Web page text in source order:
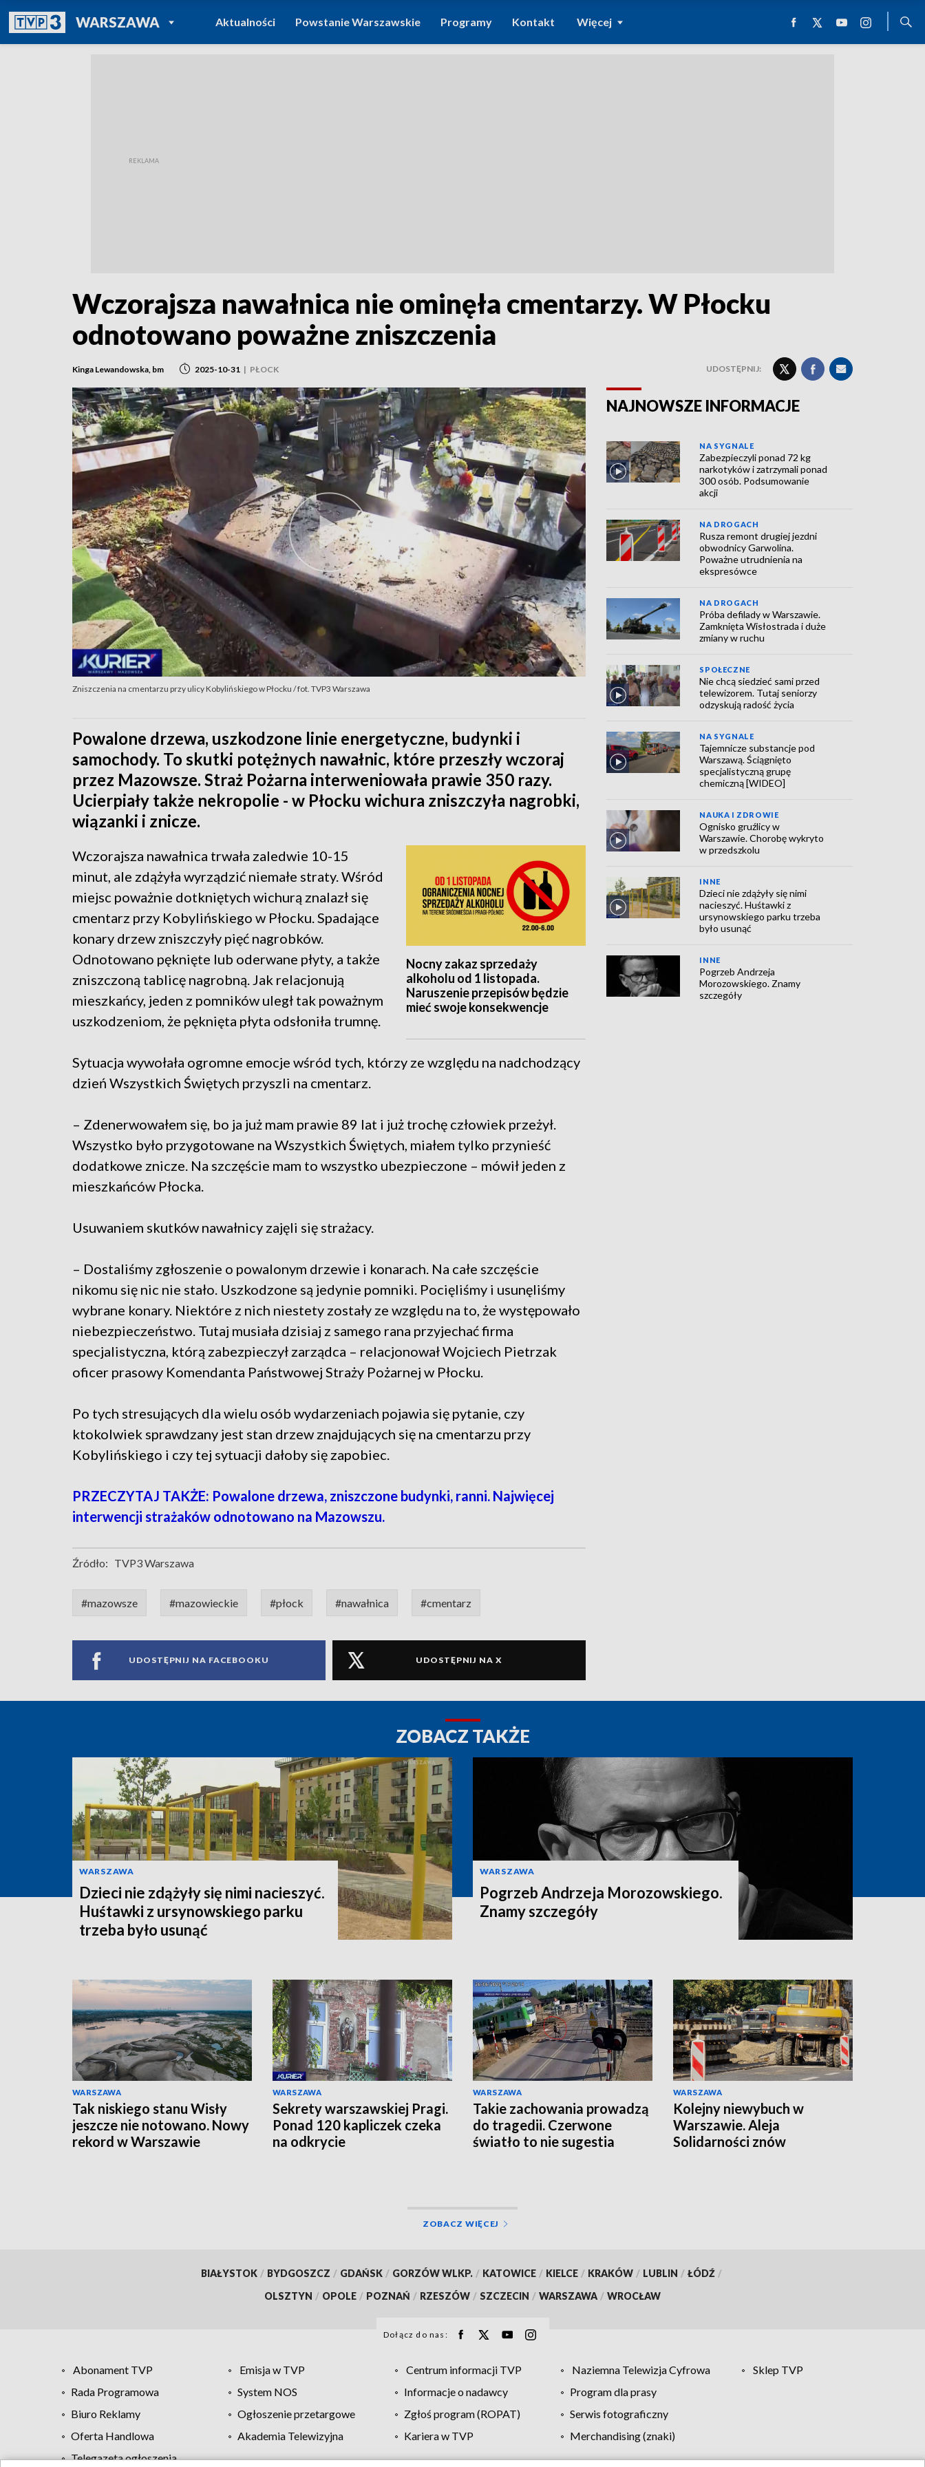
WARSZAWAPOWRÓT DO
TVP REGIONY
Aktualności Powstanie Warszawskie Programy Kontakt Więcej
Wczorajsza nawałnica nie ominęła cmentarzy. W Płocku
odnotowano poważne zniszczenia
Kinga Lewandowska, bm 2025-10-31 | PŁOCK UDOSTĘPNIJ:
Zniszczenia na cmentarzu przy ulicy Kobylińskiego w Płocku / fot. TVP3 Warszawa
Powalone drzewa, uszkodzone linie energetyczne, budynki i
samochody. To skutki potężnych nawałnic, które przeszły wczoraj
przez Mazowsze. Straż Pożarna interweniowała prawie 350 razy.
Ucierpiały także nekropolie - w Płocku wichura zniszczyła nagrobki,
wiązanki i znicze.
Nocny zakaz sprzedaży
alkoholu od 1 listopada.
Naruszenie przepisów będzie
mieć swoje konsekwencje
Wczorajsza nawałnica trwała zaledwie 10-15
minut, ale zdążyła wyrządzić niemałe straty. Wśród
miejsc poważnie dotkniętych wichurą znalazł się
cmentarz przy Kobylińskiego w Płocku. Spadające
konary drzew zniszczyły pięć nagrobków.
Odnotowano pęknięte lub oderwane płyty, a także
zniszczoną tablicę nagrobną. Jak relacjonują
mieszkańcy, jeden z pomników uległ tak poważnym
uszkodzeniom, że pęknięta płyta odsłoniła trumnę.
Sytuacja wywołała ogromne emocje wśród tych, którzy ze względu na nadchodzący
dzień Wszystkich Świętych przyszli na cmentarz.
– Zdenerwowałem się, bo ja już mam prawie 89 lat i już trochę człowiek przeżył.
Wszystko było przygotowane na Wszystkich Świętych, miałem tylko przynieść
dodatkowe znicze. Na szczęście mam to wszystko ubezpieczone – mówił jeden z
mieszkańców Płocka.
Usuwaniem skutków nawałnicy zajęli się strażacy.
– Dostaliśmy zgłoszenie o powalonym drzewie i konarach. Na całe szczęście
nikomu się nic nie stało. Uszkodzone są jedynie pomniki. Pocięliśmy i usunęliśmy
wybrane konary. Niektóre z nich niestety zostały ze względu na to, że występowało
niebezpieczeństwo. Tutaj musiała dzisiaj z samego rana przyjechać firma
specjalistyczna, którą zabezpieczył zarządca – relacjonował Wojciech Pietrzak
oficer prasowy Komendanta Państwowej Straży Pożarnej w Płocku.
Po tych stresujących dla wielu osób wydarzeniach pojawia się pytanie, czy
ktokolwiek sprawdzany jest stan drzew znajdujących się na cmentarzu przy
Kobylińskiego i czy tej sytuacji dałoby się zapobiec.
PRZECZYTAJ TAKŻE: Powalone drzewa, zniszczone budynki, ranni. Najwięcej
interwencji strażaków odnotowano na Mazowszu.
Źródło: TVP3 Warszawa
#mazowsze #mazowieckie #płock #nawałnica #cmentarz
UDOSTĘPNIJ NA FACEBOOKU UDOSTĘPNIJ NA X
NAJNOWSZE INFORMACJE
NA SYGNALE
Zabezpieczyli ponad 72 kg
narkotyków i zatrzymali ponad
300 osób. Podsumowanie
akcji
NA DROGACH
Rusza remont drugiej jezdni
obwodnicy Garwolina.
Poważne utrudnienia na
ekspresówce
NA DROGACH
Próba defilady w Warszawie.
Zamknięta Wisłostrada i duże
zmiany w ruchu
SPOŁECZNE
Nie chcą siedzieć sami przed
telewizorem. Tutaj seniorzy
odzyskują radość życia
NA SYGNALE
Tajemnicze substancje pod
Warszawą. Ściągnięto
specjalistyczną grupę
chemiczną [WIDEO]
NAUKA I ZDROWIE
Ognisko gruźlicy w
Warszawie. Chorobę wykryto
w przedszkolu
INNE
Dzieci nie zdążyły się nimi
nacieszyć. Huśtawki z
ursynowskiego parku trzeba
było usunąć
INNE
Pogrzeb Andrzeja
Morozowskiego. Znamy
szczegóły
ZOBACZ TAKŻE
WARSZAWA
Dzieci nie zdążyły się nimi nacieszyć.
Huśtawki z ursynowskiego parku
trzeba było usunąć
WARSZAWA
Pogrzeb Andrzeja Morozowskiego.
Znamy szczegóły
WARSZAWA
Tak niskiego stanu Wisły
jeszcze nie notowano. Nowy
rekord w Warszawie
WARSZAWA
Sekrety warszawskiej Pragi.
Ponad 120 kapliczek czeka
na odkrycie
WARSZAWA
Takie zachowania prowadzą
do tragedii. Czerwone
światło to nie sugestia
WARSZAWA
Kolejny niewybuch w
Warszawie. Aleja
Solidarności znów
ZOBACZ WIĘCEJ
BIAŁYSTOK / BYDGOSZCZ / GDAŃSK / GORZÓW WLKP. / KATOWICE / KIELCE / KRAKÓW / LUBLIN / ŁÓDŹ /
OLSZTYN / OPOLE / POZNAŃ / RZESZÓW / SZCZECIN / WARSZAWA / WROCŁAW
Dołącz do nas:
Abonament TVP Emisja w TVP Centrum informacji TVP Naziemna Telewizja Cyfrowa
Sklep TVP
Rada Programowa
System NOS Informacje o nadawcy
Program dla prasy
Biuro Reklamy
Ogłoszenie przetargowe Zgłoś program (ROPAT)
Serwis fotograficzny
Oferta Handlowa
Akademia Telewizyjna Kariera w TVP
Merchandising (znaki)
Telegazeta ogłoszenia